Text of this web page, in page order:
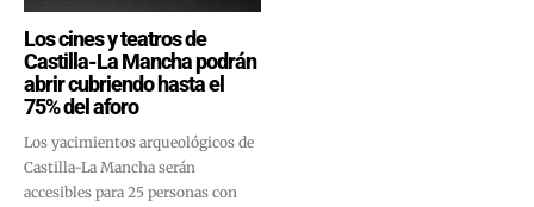
Los cines y teatros de
Castilla-La Mancha podrán
abrir cubriendo hasta el
75% del aforo
Los yacimientos arqueológicos de
Castilla-La Mancha serán
accesibles para 25 personas con